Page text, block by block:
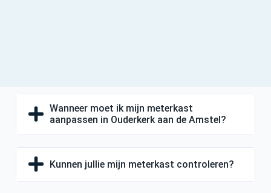
Wanneer moet ik mijn meterkast
aanpassen in Ouderkerk aan de Amstel?
Kunnen jullie mijn meterkast controleren?